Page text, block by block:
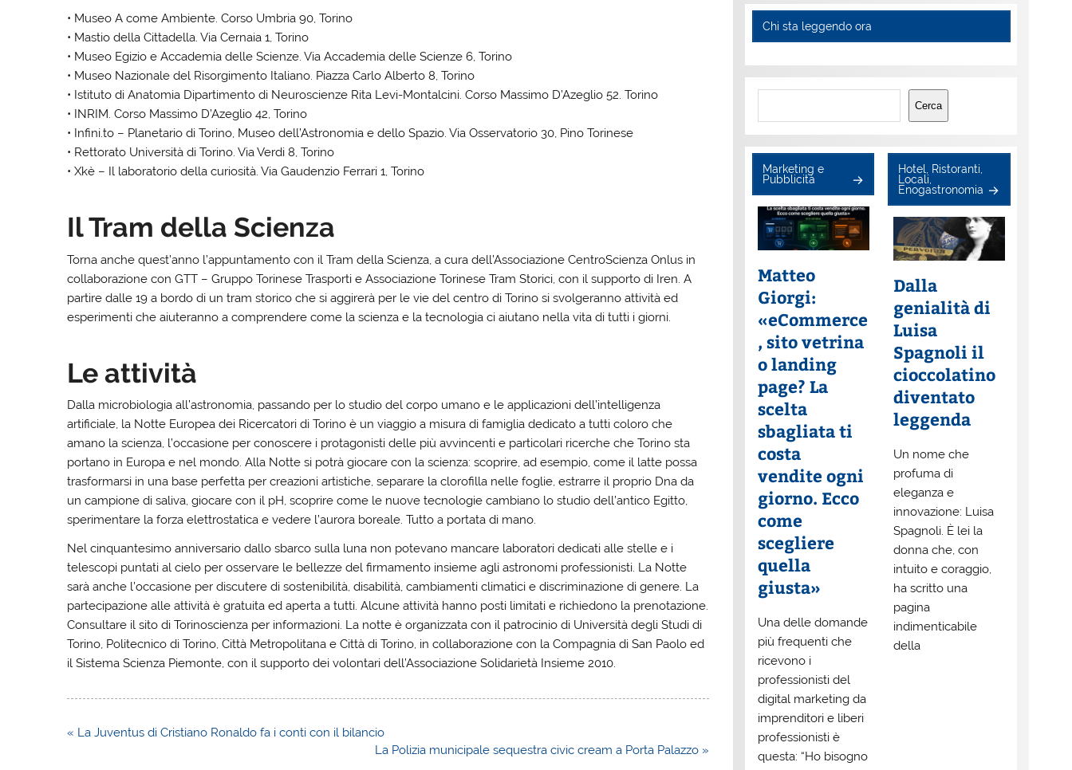
• Museo A come Ambiente. Corso Umbria 90, Torino
• Mastio della Cittadella. Via Cernaia 1, Torino
• Museo Egizio e Accademia delle Scienze. Via Accademia delle Scienze 6, Torino
• Museo Nazionale del Risorgimento Italiano. Piazza Carlo Alberto 8, Torino
• Istituto di Anatomia Dipartimento di Neuroscienze Rita Levi-Montalcini. Corso Massimo D’Azeglio 52. Torino
• INRIM. Corso Massimo D’Azeglio 42, Torino
• Infini.to – Planetario di Torino, Museo dell’Astronomia e dello Spazio. Via Osservatorio 30, Pino Torinese
• Rettorato Università di Torino. Via Verdi 8, Torino
• Xkè – Il laboratorio della curiosità. Via Gaudenzio Ferrari 1, Torino
Il Tram della Scienza
Torna anche quest’anno l’appuntamento con il Tram della Scienza, a cura dell’Associazione CentroScienza Onlus in
collaborazione con GTT – Gruppo Torinese Trasporti e Associazione Torinese Tram Storici, con il supporto di Iren. A
partire dalle 19 a bordo di un tram storico che si aggirerà per le vie del centro di Torino si svolgeranno attività ed
esperimenti che aiuteranno a comprendere come la scienza e la tecnologia ci aiutano nella vita di tutti i giorni.
Le attività
Dalla microbiologia all’astronomia, passando per lo studio del corpo umano e le applicazioni dell’intelligenza
artificiale, la Notte Europea dei Ricercatori di Torino è un viaggio a misura di famiglia dedicato a tutti coloro che
amano la scienza, l’occasione per conoscere i protagonisti delle più avvincenti e particolari ricerche che Torino sta
portano in Europa e nel mondo. Alla Notte si potrà giocare con la scienza: scoprire, ad esempio, come il latte possa
trasformarsi in una base perfetta per creazioni artistiche, separare la clorofilla nelle foglie, estrarre il proprio Dna da
un campione di saliva, giocare con il pH, scoprire come le nuove tecnologie cambiano lo studio dell’antico Egitto,
sperimentare la forza elettrostatica e vedere l’aurora boreale. Tutto a portata di mano.
Nel cinquantesimo anniversario dallo sbarco sulla luna non potevano mancare laboratori dedicati alle stelle e i
telescopi puntati al cielo per osservare le bellezze del firmamento insieme agli astronomi professionisti. La Notte
sarà anche l’occasione per discutere di sostenibilità, disabilità, cambiamenti climatici e discriminazione di genere. La
partecipazione alle attività è gratuita ed aperta a tutti. Alcune attività hanno posti limitati e richiedono la prenotazione.
Consultare il sito di Torinoscienza per informazioni. La notte è organizzata con il patrocinio di Università degli Studi di
Torino, Politecnico di Torino, Città Metropolitana e Città di Torino, in collaborazione con la Compagnia di San Paolo ed
il Sistema Scienza Piemonte, con il supporto dei volontari dell’Associazione Solidarietà Insieme 2010.
Navigazione
« La Juventus di Cristiano Ronaldo fa i conti con il bilancio
La Polizia municipale sequestra civic cream a Porta Palazzo »
Chi sta leggendo ora
Cerca
Cerca
Marketing e
Pubblicità
Matteo
Giorgi:
«eCommerce
, sito vetrina
o landing
page? La
scelta
sbagliata ti
costa
vendite ogni
giorno. Ecco
come
scegliere
quella
giusta»
Una delle domande
più frequenti che
ricevono i
professionisti del
digital marketing da
imprenditori e liberi
professionisti è
questa: “Ho bisogno
Hotel, Ristoranti,
Locali,
Enogastronomia
Dalla
genialità di
Luisa
Spagnoli il
cioccolatino
diventato
leggenda
Un nome che
profuma di
eleganza e
innovazione: Luisa
Spagnoli. È lei la
donna che, con
intuito e coraggio,
ha scritto una
pagina
indimenticabile
della